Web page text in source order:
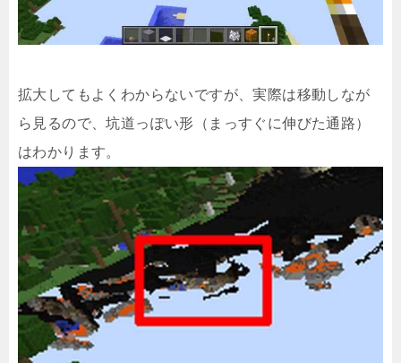
拡大してもよくわからないですが、実際は移動しなが
ら見るので、坑道っぽい形（まっすぐに伸びた通路）
はわかります。